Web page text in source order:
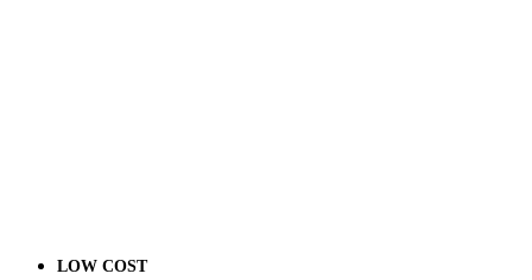
LOW COST